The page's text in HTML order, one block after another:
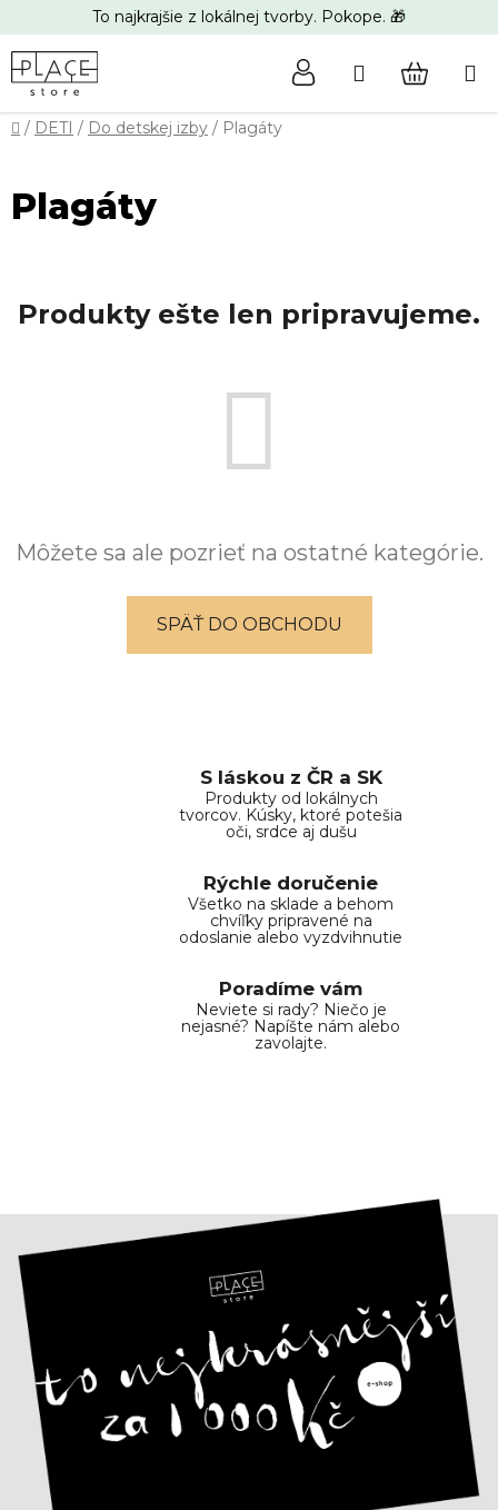
na
obsah
To najkrajšie z lokálnej tvorby. Pokope. 🎁
Hľadať
Domov
/ DETI / Do detskej izby / Plagáty
Plagáty
Produkty ešte len pripravujeme.
Môžete sa ale pozrieť na ostatné kategórie.
SPÄŤ DO OBCHODU
S láskou z ČR a SK
Produkty od lokálnych
tvorcov. Kúsky, ktoré potešia
oči, srdce aj dušu
Rýchle doručenie
Všetko na sklade a behom
chvíľky pripravené na
odoslanie alebo vyzdvihnutie
Poradíme vám
Neviete si rady? Niečo je
nejasné? Napíšte nám alebo
zavolajte.